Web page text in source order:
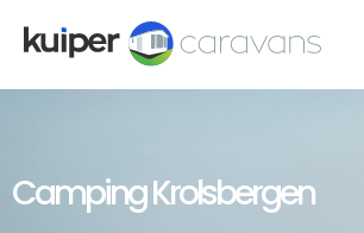
Camping Krolsbergen